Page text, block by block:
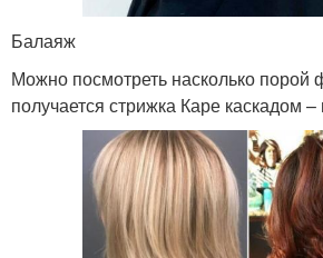
Балаяж
Можно посмотреть насколько порой
получается стрижка Каре каскадом